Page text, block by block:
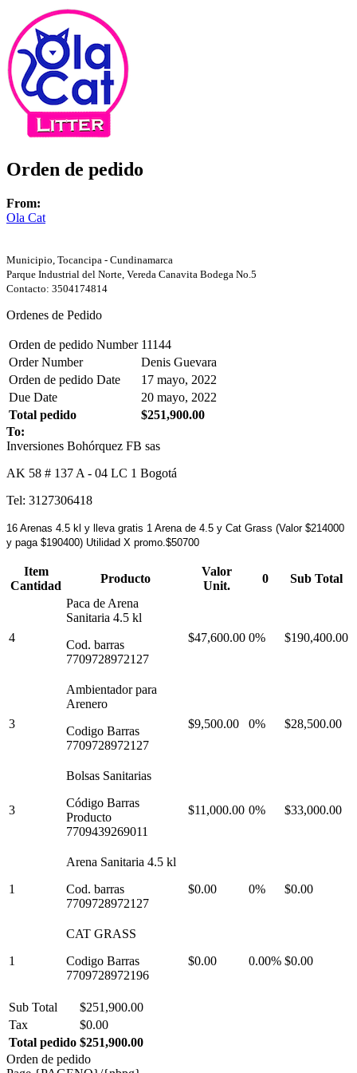
Orden de pedido
From:
Ola Cat
Municipio, Tocancipa - Cundinamarca
Parque Industrial del Norte, Vereda Canavita Bodega No.5
Contacto: 3504174814
Ordenes de Pedido
Orden de pedido Number 11144
Order Number
Denis Guevara
Orden de pedido Date
17 mayo, 2022
Due Date
20 mayo, 2022
Total pedido
$251,900.00
To:
Inversiones Bohórquez FB sas
AK 58 # 137 A - 04 LC 1 Bogotá
Tel: 3127306418
16 Arenas 4.5 kl y lleva gratis 1 Arena de 4.5 y Cat Grass (Valor $214000
y paga $190400) Utilidad X promo.$50700
Item
Cantidad
Producto
Valor
Unit.
0 Sub Total
4
Paca de Arena
Sanitaria 4.5 kl
Cod. barras
7709728972127
$47,600.00 0% $190,400.00
3
Ambientador para
Arenero
Codigo Barras
7709728972127
$9,500.00 0% $28,500.00
3
Bolsas Sanitarias
Código Barras
Producto
7709439269011
$11,000.00 0% $33,000.00
1
Arena Sanitaria 4.5 kl
Cod. barras
7709728972127
$0.00 0% $0.00
1
CAT GRASS
Codigo Barras
7709728972196
$0.00 0.00% $0.00
Sub Total
$251,900.00
Tax
$0.00
Total pedido $251,900.00
Orden de pedido